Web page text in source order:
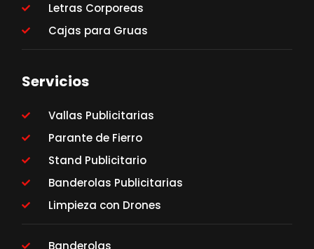
Letras Corporeas
Cajas para Gruas
Servicios
Vallas Publicitarias
Parante de Fierro
Stand Publicitario
Banderolas Publicitarias
Limpieza con Drones
Banderolas